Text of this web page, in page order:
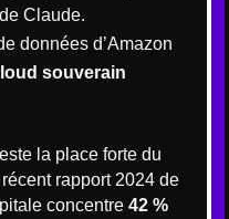
Claude.
données d’Amazon
souverain
la place forte du
rapport 2024 de
concentre 42 %